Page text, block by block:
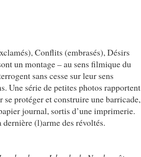
Conflits (embrasés), Désirs
un montage – au sens filmique du
sans cesse sur leur sens
Une série de petites photos rapportent
protéger et construire une barricade,
journal, sortis d’une imprimerie.
(l)arme des révoltés.